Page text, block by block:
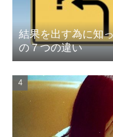
結果を出す為に知
の７つの違い